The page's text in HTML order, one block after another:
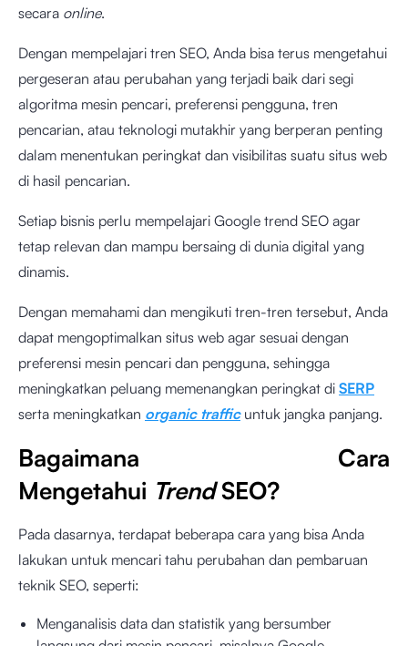
secara online.
Dengan mempelajari tren SEO, Anda bisa terus mengetahui
pergeseran atau perubahan yang terjadi baik dari segi
algoritma mesin pencari, preferensi pengguna, tren
pencarian, atau teknologi mutakhir yang berperan penting
dalam menentukan peringkat dan visibilitas suatu situs web
di hasil pencarian.
Setiap bisnis perlu mempelajari Google trend SEO agar
tetap relevan dan mampu bersaing di dunia digital yang
dinamis.
Dengan memahami dan mengikuti tren-tren tersebut, Anda
dapat mengoptimalkan situs web agar sesuai dengan
preferensi mesin pencari dan pengguna, sehingga
meningkatkan peluang memenangkan peringkat di SERP
serta meningkatkan organic traffic untuk jangka panjang.
Bagaimana Cara
Mengetahui TrendSEO?
Pada dasarnya, terdapat beberapa cara yang bisa Anda
lakukan untuk mencari tahu perubahan dan pembaruan
teknik SEO, seperti:
Menganalisis data dan statistik yang bersumber